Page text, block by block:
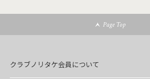
Page Top
クラブノリタケ会員について